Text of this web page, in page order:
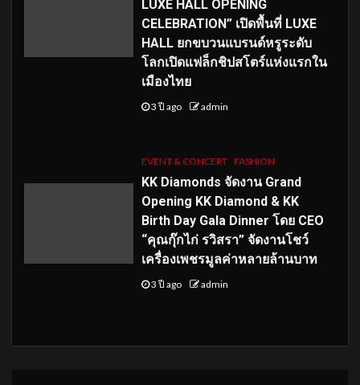
LUXE HALL OPENING
CELEBRATION” เปิดพื้นที่ LUXE
HALL ยกขบวนแบรนด์หรูระดับ
โลกเปิดแฟล็กชิปสโตร์แห่งแรกใน
เมืองไทย
3 ปี ago admin
EVENT & CONCERT FASHION
KK Diamonds จัดงาน Grand
Opening KK Diamond & KK
Birth Day Gala Dinner โดย CEO
“คุณกุ๊กไก่ รวิสรา” จัดงานโชว์
เครื่องเพชรมูลค่าหลายล้านบาท
3 ปี ago admin